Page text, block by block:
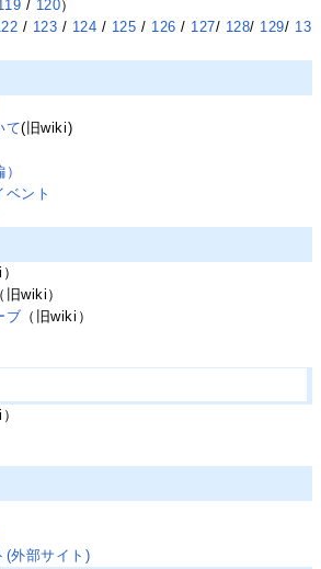
/ 120）
/ 123 / 124 / 125 / 126 / 127/ 128/ 129/ 13
て(旧wiki)
ベント
（旧wiki）
ブ （旧wiki）
(外部サイト)